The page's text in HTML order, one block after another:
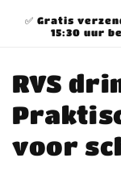
✅ Gratis
15:30 uur
C
o
l
RVS
voor